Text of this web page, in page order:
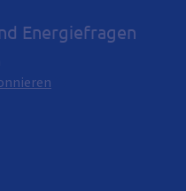
Energiefragen